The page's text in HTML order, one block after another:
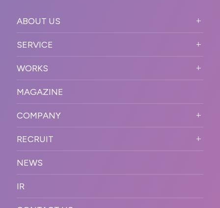
ABOUT US
PURPOSE
VISION
OUR DNA
SERVICE
STRONG POINT
BUSINESS DOMAIN
SOLUTION
WORKFLOW
WORKS
オンラインイベント
SNSプロモーション
プラットフォーム販
促
デジタル制作・映像
制作
PR
カンファレンス・展示会・アワ
ESPORTS・ゲームプロモーシ
MAGAZINE
COMPANY
COMPANY INFORMATION
MESSAGE
OFFICER
ACCESS
RECRUIT
新卒採用
キャリア採用
NEWS
IR